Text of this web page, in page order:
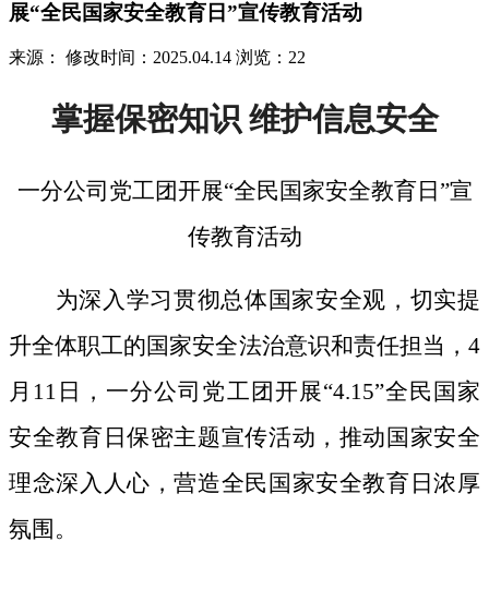
展“全民国家安全教育日”宣传教育活动
来源： 修改时间：2025.04.14 浏览：22
掌握保密知识 维护信息安全
一分公司党工团开展“全民国家安全教育日”宣
传教育活动
为深入学习贯彻总体国家安全观，切实提
升全体职工的国家安全法治意识和责任担当， 4
月11日，一分公司党工团开展“4.15”全民国家
安全教育日保密主题宣传活动，推动国家安全
理念深入人心，营造全民国家安全教育日浓厚
氛围。